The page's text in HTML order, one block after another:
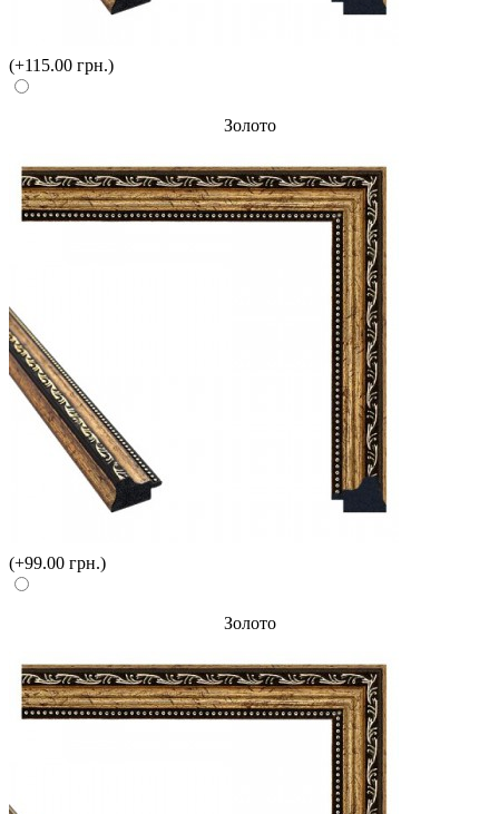
(+115.00 грн.)
Золото
(+99.00 грн.)
Золото